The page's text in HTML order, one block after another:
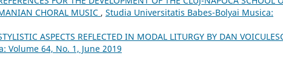
CHORAL MUSIC , Studia Universitatis Babes-Bolyai Musica:
ASPECTS REFLECTED IN MODAL LITURGY BY DAN
Volume 64, No. 1, June 2019